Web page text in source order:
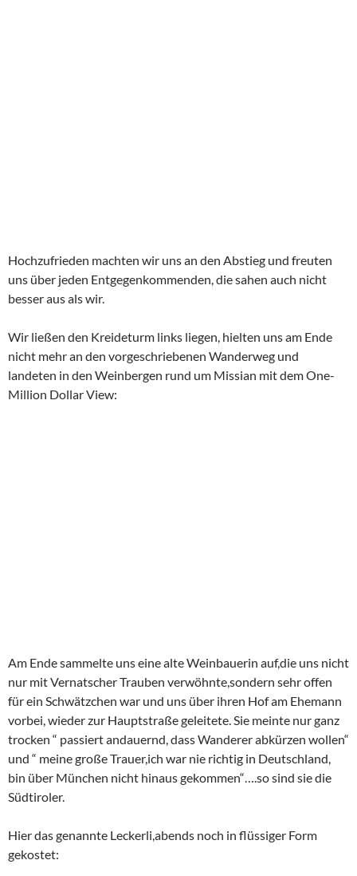
Hochzufrieden machten wir uns an den Abstieg und freuten
uns über jeden Entgegenkommenden, die sahen auch nicht
besser aus als wir.
Wir ließen den Kreideturm links liegen, hielten uns am Ende
nicht mehr an den vorgeschriebenen Wanderweg und
landeten in den Weinbergen rund um Missian mit dem One-
Million Dollar View:
Am Ende sammelte uns eine alte Weinbauerin auf,die uns nicht
nur mit Vernatscher Trauben verwöhnte,sondern sehr offen
für ein Schwätzchen war und uns über ihren Hof am Ehemann
vorbei, wieder zur Hauptstraße geleitete. Sie meinte nur ganz
trocken “ passiert andauernd, dass Wanderer abkürzen wollen“
und “ meine große Trauer,ich war nie richtig in Deutschland,
bin über München nicht hinaus gekommen“….so sind sie die
Südtiroler.
Hier das genannte Leckerli,abends noch in flüssiger Form
gekostet: